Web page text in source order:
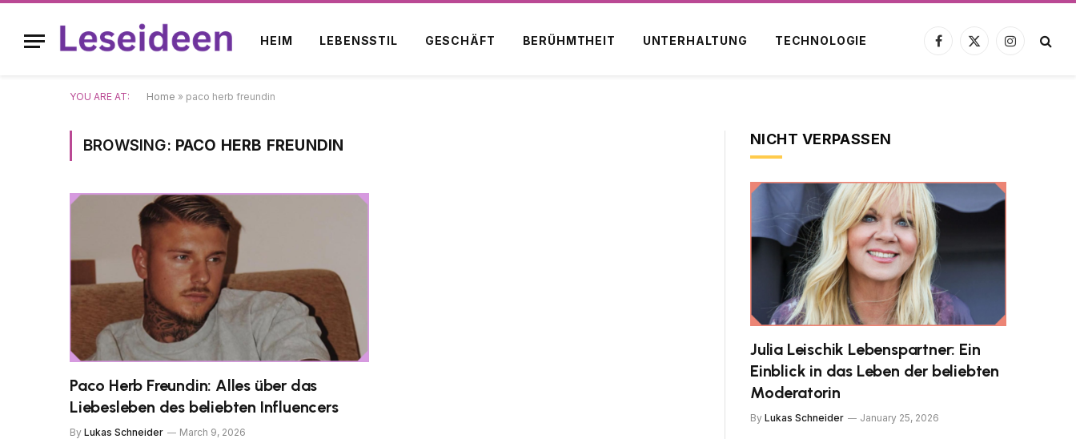
HEIM LEBENSSTIL GESCHÄFT BERÜHMTHEIT UNTERHALTUNG TECHNOLOGIE
Facebook
X
Instagram
YOU ARE AT: Home » paco herb freundin
BROWSING: PACO HERB FREUNDIN
Paco Herb Freundin: Alles über das
Liebesleben des beliebten Influencers
By Lukas Schneider March 9, 2026
NICHT VERPASSEN
Julia Leischik Lebenspartner: Ein
Einblick in das Leben der beliebten
Moderatorin
By Lukas Schneider January 25, 2026